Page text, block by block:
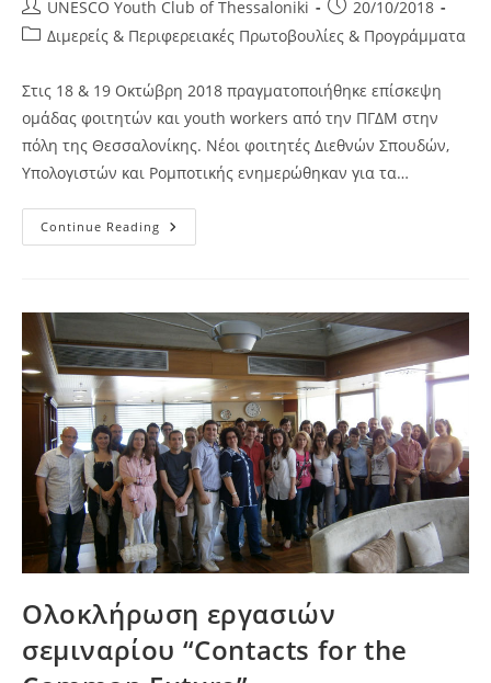
Post
author:
UNESCO Youth Club of Thessaloniki
Post
published:
20/10/2018
PostΔιμερείς & Περιφερειακές Πρωτοβουλίες & Προγράμματα
Στις 18 & 19 Οκτώβρη 2018 πραγματοποιήθηκε επίσκεψη
ομάδας φοιτητών και youth workers από την ΠΓΔΜ στην
πόλη της Θεσσαλονίκης. Νέοι φοιτητές Διεθνών Σπουδών,
Υπολογιστών και Ρομποτικής ενημερώθηκαν για τα…
Continue Reading Συνάντηση
Νέων
Από
Την
Ελλάδα
Και
Την
ΠΓΔΜ
Στη
Θεσσαλονίκη
Ολοκλήρωση εργασιών
σεμιναρίου “Contacts for the